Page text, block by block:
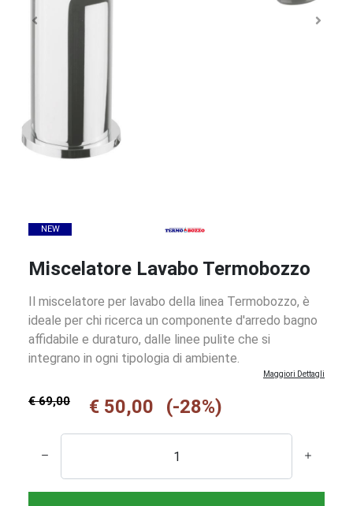
NEW
Miscelatore Lavabo Termobozzo
Il miscelatore per lavabo della linea Termobozzo, è
ideale per chi ricerca un componente d'arredo bagno
affidabile e duraturo, dalle linee pulite che si
integrano in ogni tipologia di ambiente.
Maggiori Dettagli
€ 69,00 € 50,00 (-28%)